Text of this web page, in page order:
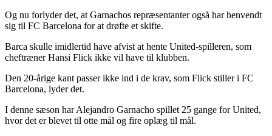
Og nu forlyder det, at Garnachos repræsentanter også har henvendt
sig til FC Barcelona for at drøfte et skifte.
Barca skulle imidlertid have afvist at hente United-spilleren, som
cheftræner Hansi Flick ikke vil have til klubben.
Den 20-årige kant passer ikke ind i de krav, som Flick stiller i FC
Barcelona, lyder det.
I denne sæson har Alejandro Garnacho spillet 25 gange for United,
hvor det er blevet til otte mål og fire oplæg til mål.